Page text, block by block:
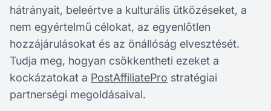
hátrányait, beleértve a kulturális ütközéseket, a
nem egyértelmű célokat, az egyenlőtlen
hozzájárulásokat és az önállóság elvesztését.
Tudja meg, hogyan csökkentheti ezeket a
kockázatokat a PostAffiliatePro stratégiai
partnerségi megoldásaival.